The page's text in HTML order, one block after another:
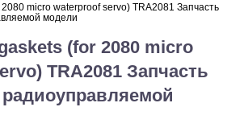
micro waterproof servo) TRA2081 Запчасть
модели
(for 2080 micro
TRA2081 Запчасть